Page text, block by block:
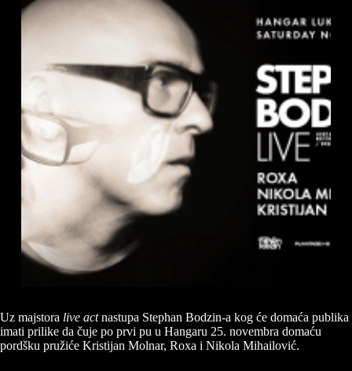
Uz majstora live actnastupa Stephan Bodzin-a kog će domaća publika
imati prilike da čuje po prvi pu u Hangaru 25. novembra domaću
pordšku pružiće Kristijan Molnar, Roxa i Nikola Mihailović.